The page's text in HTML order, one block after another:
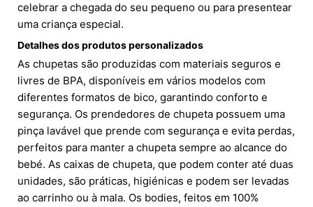
celebrar a chegada do seu pequeno ou para presentear
uma criança especial.
Detalhes dos produtos personalizados
As chupetas são produzidas com materiais seguros e
livres de BPA, disponíveis em vários modelos com
diferentes formatos de bico, garantindo conforto e
segurança. Os prendedores de chupeta possuem uma
pinça lavável que prende com segurança e evita perdas,
perfeitos para manter a chupeta sempre ao alcance do
bebé. As caixas de chupeta, que podem conter até duas
unidades, são práticas, higiénicas e podem ser levadas
ao carrinho ou à mala. Os bodies, feitos em 100%